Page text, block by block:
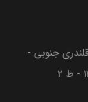
جنوبی -